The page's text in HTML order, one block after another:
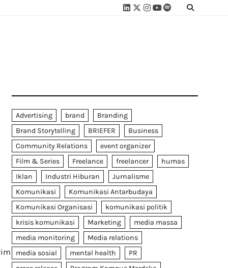
Linkedin
Twitter
Instagram
Youtube
SpotifyLinktree
Advertising brand
Branding
Brand Storytelling
BRIEFER
Business
Community Relations
event organizer
Film & Series
Freelance freelancer
humas
Iklan
Industri Hiburan
Jurnalisme
Komunikasi
Komunikasi Antarbudaya
Komunikasi Organisasi
komunikasi politik
krisis komunikasi
Marketing
media massa
media monitoring
Media relations
media sosial
mental health
PR